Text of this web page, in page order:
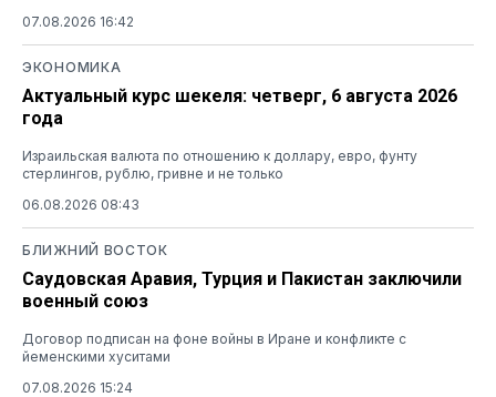
07.08.2026 16:42
ЭКОНОМИКА
Актуальный курс шекеля: четверг, 6 августа 2026
года
Израильская валюта по отношению к доллару, евро, фунту
стерлингов, рублю, гривне и не только
06.08.2026 08:43
БЛИЖНИЙ ВОСТОК
Саудовская Аравия, Турция и Пакистан заключили
военный союз
Договор подписан на фоне войны в Иране и конфликте с
йеменскими хуситами
07.08.2026 15:24